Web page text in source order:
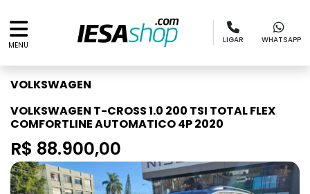
MENU
LIGAR WHATSAPP
VOLKSWAGEN
VOLKSWAGEN T-CROSS 1.0 200 TSI TOTAL FLEX
COMFORTLINE AUTOMATICO 4P 2020
R$ 88.900,00